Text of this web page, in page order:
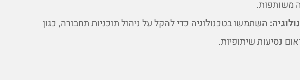
משותפות.
השתמשו בטכנולוגיה כדי להקל על ניהול תוכניות תחבורה, כגון
נסיעות שיתופיות.